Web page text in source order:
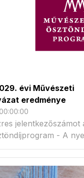
évi Művészeti
eredménye
jelentkezőszámot
- A
névsora